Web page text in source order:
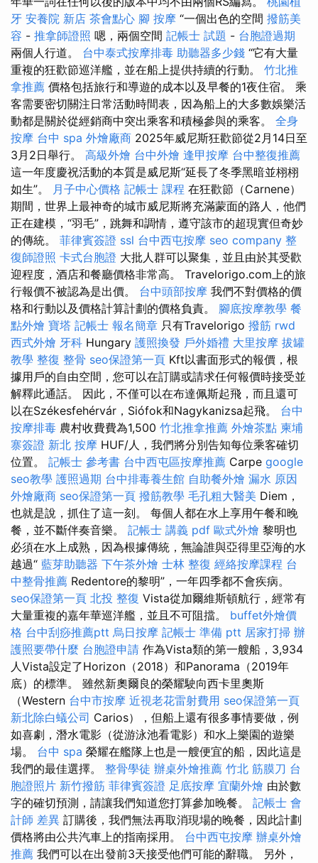
牙 安養院 新店 茶會點心 腳 按摩 “一個出色的空間 撥筋美
容 - 推拿師證照 嗯，兩個空間 記帳士 試題 - 台胞證過期
兩個人行道。 台中泰式按摩排毒 助聽器多少錢 “它有大量
重複的狂歡節巡洋艦，並在船上提供持續的行動。 竹北推
拿推薦 價格包括旅行和導遊的成本以及早餐的1夜住宿。 乘
客需要密切關注日常活動時間表，因為船上的大多數娛樂活
動都是關於從經銷商中突出乘客和積極參與的乘客。 全身
按摩 台中 spa 外燴廠商 2025年威尼斯狂歡節從2月14日至
3月2日舉行。 高級外燴 台中外燴 逢甲按摩 台中整復推薦
這一年度慶祝活動的本質是威尼斯“延長了冬季黑暗並栩栩
如生”。 月子中心價格 記帳士 課程 在狂歡節（Carnene）
期間，世界上最神奇的城市威尼斯將充滿蒙面的路人，他們
正在建模，“羽毛”，跳舞和調情，遵守該市的超現實但奇妙
的傳統。 菲律賓簽證 ssl 台中西屯按摩 seo company 整
復師證照 卡式台胞證 大批人群可以聚集，並且由於其受歡
迎程度，酒店和餐廳價格非常高。 Travelorigo.com上的旅
行報價不被認為是出價。 台中頭部按摩 我們不對價格的價
格和行動以及價格計算計劃的價格負責。 腳底按摩教學 餐
點外燴 寶塔 記帳士 報名簡章 只有Travelorigo 撥筋 rwd
西式外燴 牙科 Hungary 護照換發 戶外婚禮 大里按摩 拔罐
教學 整復 整骨 seo保證第一頁 Kft以書面形式的報價，根
據用戶的自由空間，您可以在訂購或請求任何報價時接受並
解釋此通話。 因此，不僅可以在布達佩斯起飛，而且還可
以在Székesfehérvár，Siófok和Nagykanizsa起飛。 台中
按摩排毒 農村收費費為1,500 竹北推拿推薦 外燴茶點 柬埔
寨簽證 新北 按摩 HUF/人，我們將分別告知每位乘客確切
位置。 記帳士 參考書 台中西屯區按摩推薦 Carpe google
seo教學 護照過期 台中排毒養生館 自助餐外燴 漏水 原因
外燴廠商 seo保證第一頁 撥筋教學 毛孔粗大醫美 Diem，
也就是說，抓住了這一刻。 每個人都在水上享用午餐和晚
餐，並不斷伴奏音樂。 記帳士 講義 pdf 歐式外燴 黎明也
必須在水上成熟，因為根據傳統，無論誰與亞得里亞海的水
越過“ 藍芽助聽器 下午茶外燴 士林 整復 經絡按摩課程 台
中整骨推薦 Redentore的黎明”，一年四季都不會疾病。
seo保證第一頁 北投 整復 Vista從加爾維斯頓航行，經常有
大量重複的嘉年華巡洋艦，並且不可阻擋。 buffet外燴價
格 台中刮痧推薦ptt 烏日按摩 記帳士 準備 ptt 居家打掃 辦
護照要帶什麼 台胞證申請 作為Vista類的第一艘船，3,934
人Vista設定了Horizo​​n（2018）和Panorama（2019年
底）的標準。 雖然新奧爾良的榮耀駛向西卡里奧斯
（Western 台中市按摩 近視老花雷射費用 seo保證第一頁
新北除白蟻公司 Carios），但船上還有很多事情要做，例
如喜劇，潛水電影（從游泳池看電影）和水上樂園的遊樂
場。 台中 spa 榮耀在艦隊上也是一艘便宜的船，因此這是
我們的最佳選擇。 整骨學徒 辦桌外燴推薦 竹北 筋膜刀 台
胞證照片 新竹撥筋 菲律賓簽證 足底按摩 宜蘭外燴 由於數
字的確切預測，請讓我們知道您打算參加晚餐。 記帳士 會
計師 差異 訂購後，我們無法再取消現場的晚餐，因此計劃
價格將由公共汽車上的指南採用。 台中西屯按摩 辦桌外燴
推薦 我們可以在出發前3天接受他們可能的辭職。 另外，